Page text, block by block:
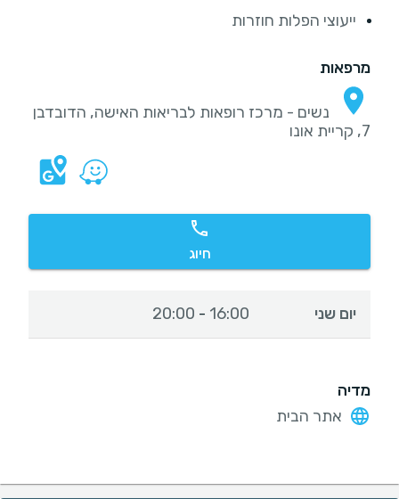
ייעוצי הפלות חוזרות
מרפאות
נשים - מרכז רופאות לבריאות האישה, הדובדבן
7, קריית אונו
חיוג
יום שני 16:00
-
20:00
מדיה
אתר הבית